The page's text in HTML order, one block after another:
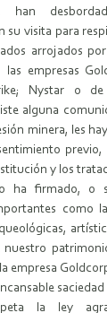
han
su visita para
arrojados
empresas
Nystar o de
alguna
minera, les
y los
ha firmado, o
como
nuestro
empresa
la ley